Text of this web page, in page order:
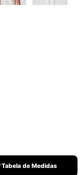
Tabela de Medidas